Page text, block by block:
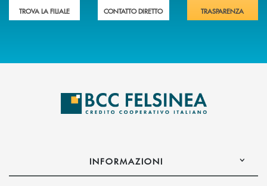
TROVA LA FILIALE CONTATTO DIRETTO TRASPARENZA
INFORMAZIONI